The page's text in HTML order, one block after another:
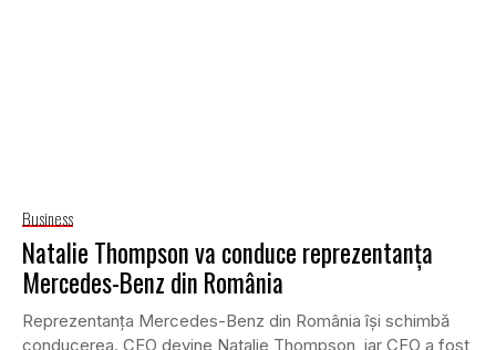
Business
Natalie Thompson va conduce reprezentanța
Mercedes-Benz din România
Reprezentanța Mercedes-Benz din România își schimbă
conducerea. CEO devine Natalie Thompson, iar CFO a fost